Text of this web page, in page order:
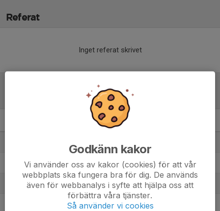
Referat
Inget referat skrivet
2. Vejby IF 12 28
3. Dösjöbro IF 12 14
4. Glumslövs FF 12
Godkänn kakor
Vi använder oss av kakor (cookies) för att vår
webbplats ska fungera bra för dig. De används
även för webbanalys i syfte att hjälpa oss att
förbättra våra tjänster.
Så använder vi cookies